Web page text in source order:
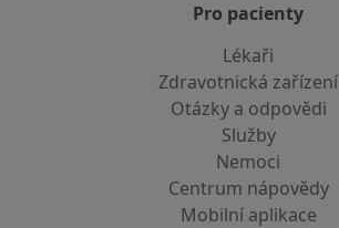
Pro pacienty
Lékaři
Zdravotnická zařízení
Otázky a odpovědi
Služby
Nemoci
Centrum nápovědy
Mobilní aplikace